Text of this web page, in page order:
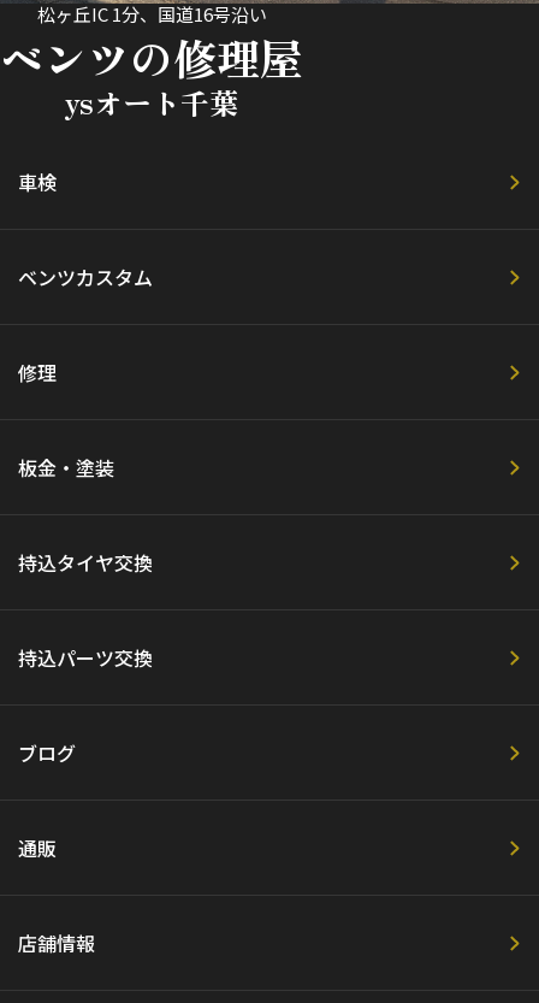
松ヶ丘IC 1分、国道16号沿い
ベンツの修理屋
ysオート千葉
車検
ベンツカスタム
修理
板金・塗装
持込タイヤ交換
持込パーツ交換
ブログ
通販
店舗情報